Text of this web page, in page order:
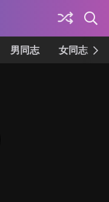
男同志 女同志